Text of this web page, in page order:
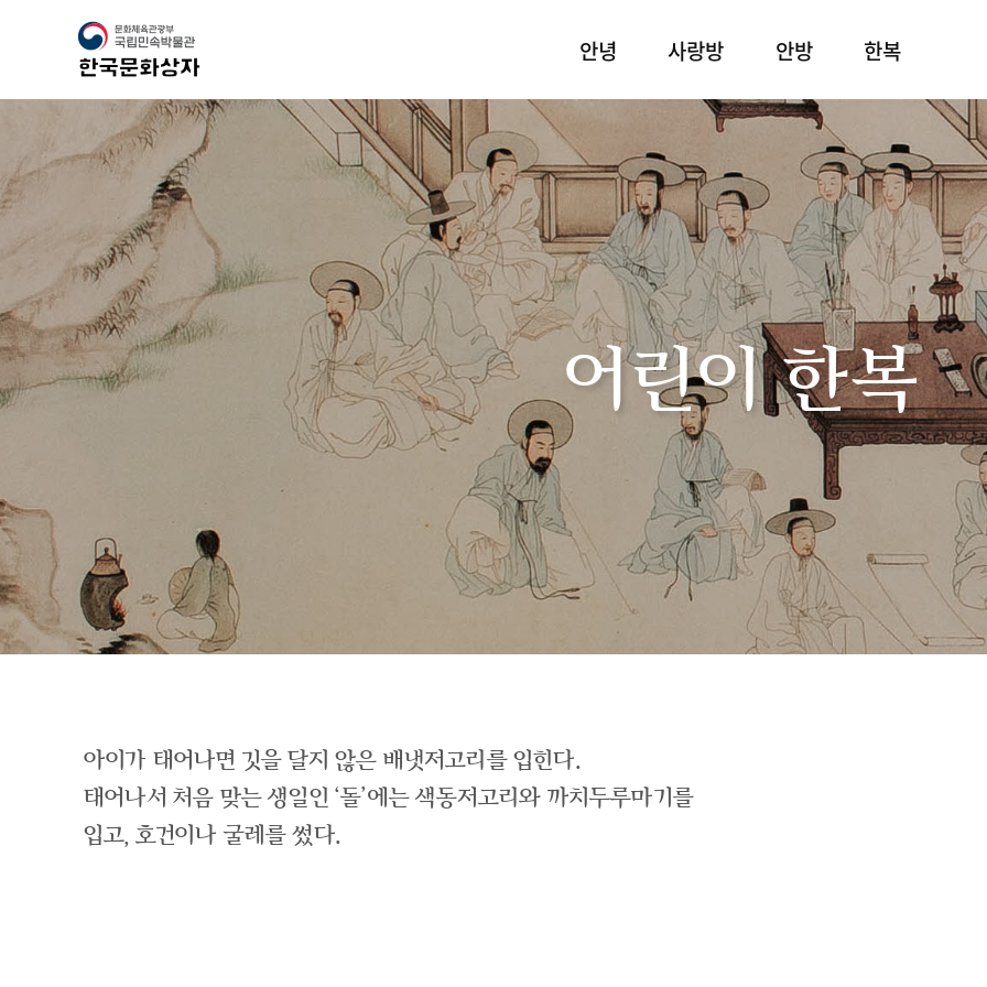
안녕 사랑방 안방 한복
어린이 한복
아이가 태어나면 깃을 달지 않은 배냇저고리를 입힌다.
태어나서 처음 맞는 생일인 ‘돌’에는 색동저고리와 까치두루마기를
입고, 호건이나 굴레를 썼다.